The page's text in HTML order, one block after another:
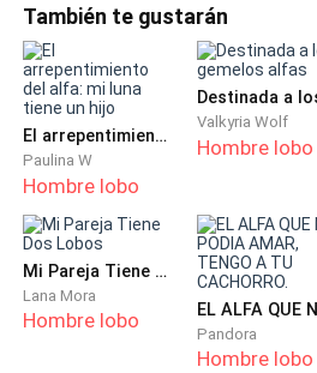
También te gustarán
El arrepentimiento del alfa: mi luna tiene un hijo
Paulina W
Hombre lobo
Valkyria Wolf
Hombre lobo
Mi Pareja Tiene Dos Lobos
Lana Mora
Hombre lobo
Pandora
Hombre lobo